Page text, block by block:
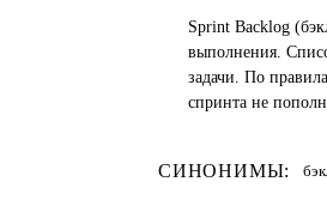
Sprint Backlog
выполнения.
задачи. По
спринта не
СИНОНИМЫ: